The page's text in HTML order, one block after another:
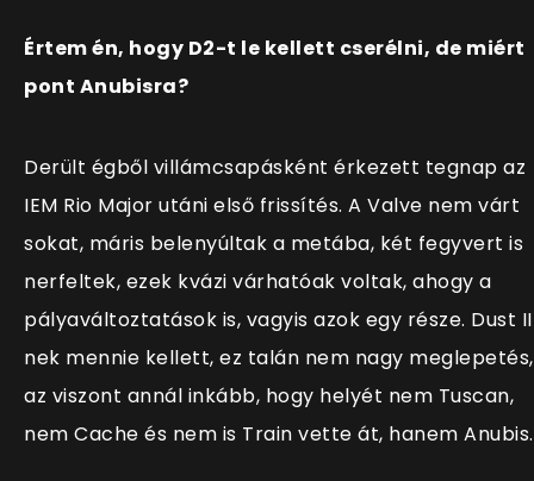
Értem én, hogy D2-t le kellett cserélni, de miért
pont Anubisra?
Derült égből villámcsapásként érkezett tegnap az
IEM Rio Major utáni első frissítés. A Valve nem várt
sokat, máris belenyúltak a metába, két fegyvert is
nerfeltek, ezek kvázi várhatóak voltak, ahogy a
pályaváltoztatások is, vagyis azok egy része. Dust
nek mennie kellett, ez talán nem nagy meglepetés,
az viszont annál inkább, hogy helyét nem Tuscan,
nem Cache és nem is Train vette át, hanem Anubis.